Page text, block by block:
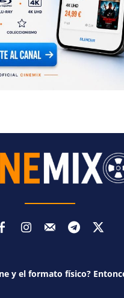
y el formato físico?